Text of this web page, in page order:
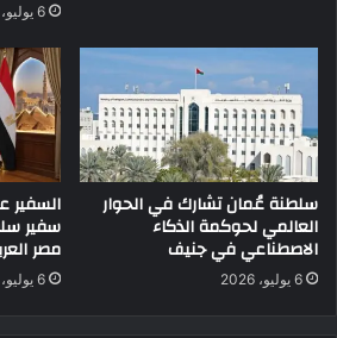
6 يوليو، 2026
سلطنة عُمان تشارك في الحوار
العالمي لحوكمة الذكاء
الاصطناعي في جنيف
6 يوليو، 2026
السفير
سفير
مصر
6 يوليو، 2026